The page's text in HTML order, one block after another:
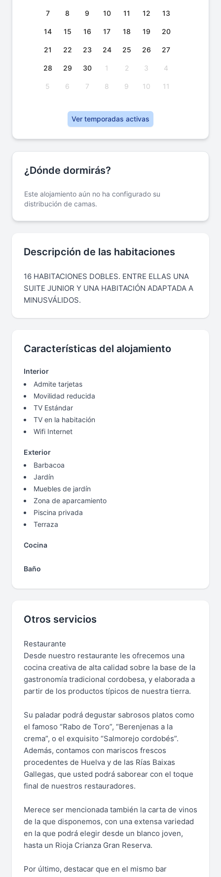
7 8 9 10 11 12 13
14 15 16 17 18 19 20
21 22 23 24 25 26 27
28 29 30 1 2 3 4
5 6 7 8 9 10 11
Ver temporadas activas
¿Dónde dormirás?
Este alojamiento aún no ha configurado su
distribución de camas.
Descripción de las habitaciones
16 HABITACIONES DOBLES. ENTRE ELLAS UNA
SUITE JUNIOR Y UNA HABITACIÓN ADAPTADA A
MINUSVÁLIDOS.
Características del alojamiento
Interior
Admite tarjetas
Movilidad reducida
TV Estándar
TV en la habitación
Wifi Internet
Exterior
Barbacoa
Jardín
Muebles de jardín
Zona de aparcamiento
Piscina privada
Terraza
Cocina
Baño
Otros servicios
Restaurante
Desde nuestro restaurante les ofrecemos una
cocina creativa de alta calidad sobre la base de la
gastronomía tradicional cordobesa, y elaborada a
partir de los productos típicos de nuestra tierra.
Su paladar podrá degustar sabrosos platos como
el famoso “Rabo de Toro”, “Berenjenas a la
crema”, o el exquisito “Salmorejo cordobés”.
Además, contamos con mariscos frescos
procedentes de Huelva y de las Rías Baixas
Gallegas, que usted podrá saborear con el toque
final de nuestros restauradores.
Merece ser mencionada también la carta de vinos
de la que disponemos, con una extensa variedad
en la que podrá elegir desde un blanco joven,
hasta un Rioja Crianza Gran Reserva.
Por último, destacar que en el mismo bar